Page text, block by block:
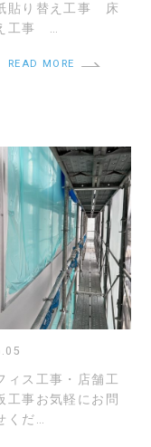
貼り替え工事 床
工事 …
READ MORE
ィス工事・店舗工
工事お気軽にお問
くだ…